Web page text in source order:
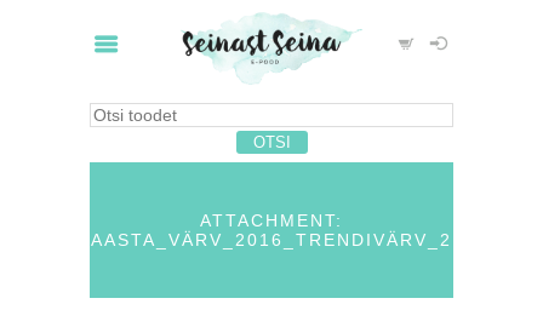
ATTACHMENT:
AASTA_VÄRV_2016_TRENDIVÄRV_2